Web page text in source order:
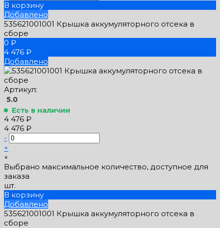
В корзину
Добавлено
535621001001 Крышка аккумуляторного отсека в
сборе
0 ₽
4 476 ₽
Добавлено
Артикул:
5.0
Есть в наличии
4 476 ₽
4 476 ₽
-
+
×
Выбрано максимальное количество, доступное для
заказа
шт.
В корзину
Добавлено
535621001001 Крышка аккумуляторного отсека в
сборе